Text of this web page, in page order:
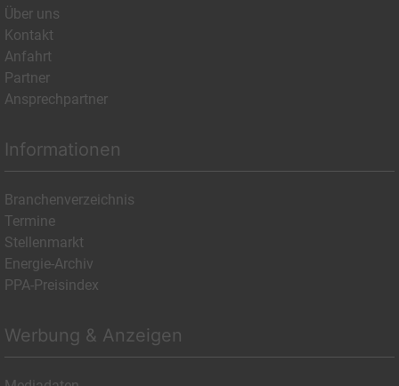
Über uns
Kontakt
Anfahrt
Partner
Ansprechpartner
Informationen
Branchenverzeichnis
Termine
Stellenmarkt
Energie-Archiv
PPA-Preisindex
Werbung & Anzeigen